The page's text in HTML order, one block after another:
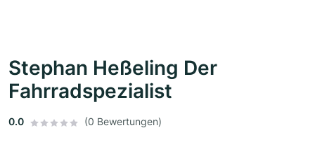
Stephan Heßeling Der
Fahrradspezialist
0.0 (0 Bewertungen)